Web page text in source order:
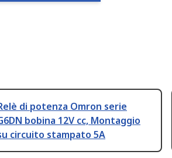
di potenza Omron serie
bobina 12V cc, Montaggio
circuito stampato 5A